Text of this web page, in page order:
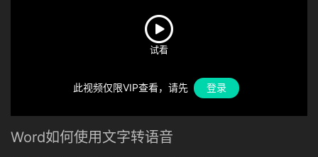
此视频仅限VIP查看，请先 登录
Word如何使用文字转语音